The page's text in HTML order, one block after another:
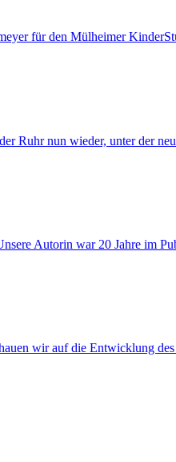
für den Mülheimer
Ruhr nun wieder, unter der
Autorin war 20 Jahre im
wir auf die Entwicklung